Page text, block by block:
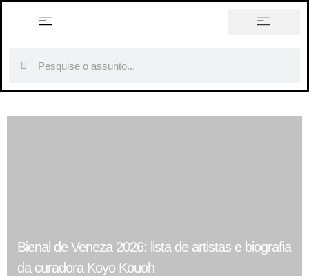
Bienal de Veneza 2026: lista de artistas e biografia
da curadora Koyo Kouoh